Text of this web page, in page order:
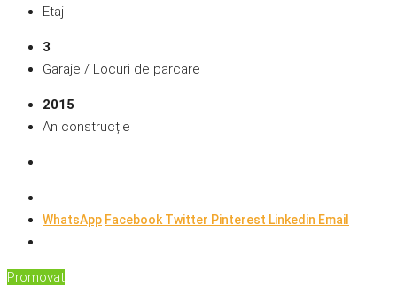
Etaj
3
Garaje / Locuri de parcare
2015
An construcție
WhatsApp FacebookTwitter Pinterest Linkedin Email
Promovat